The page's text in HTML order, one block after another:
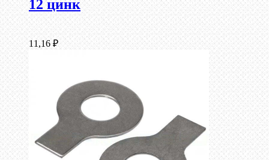
12 цинк
11,16 ₽